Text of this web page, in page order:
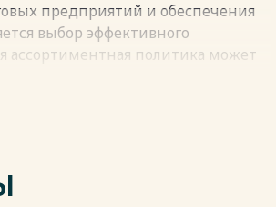
предприятий и обеспечения
выбор эффективного
ассортиментная политика может
является ключевым фактором
так как